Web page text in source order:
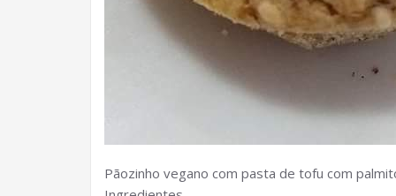
Pãozinho vegano com pasta de tofu com